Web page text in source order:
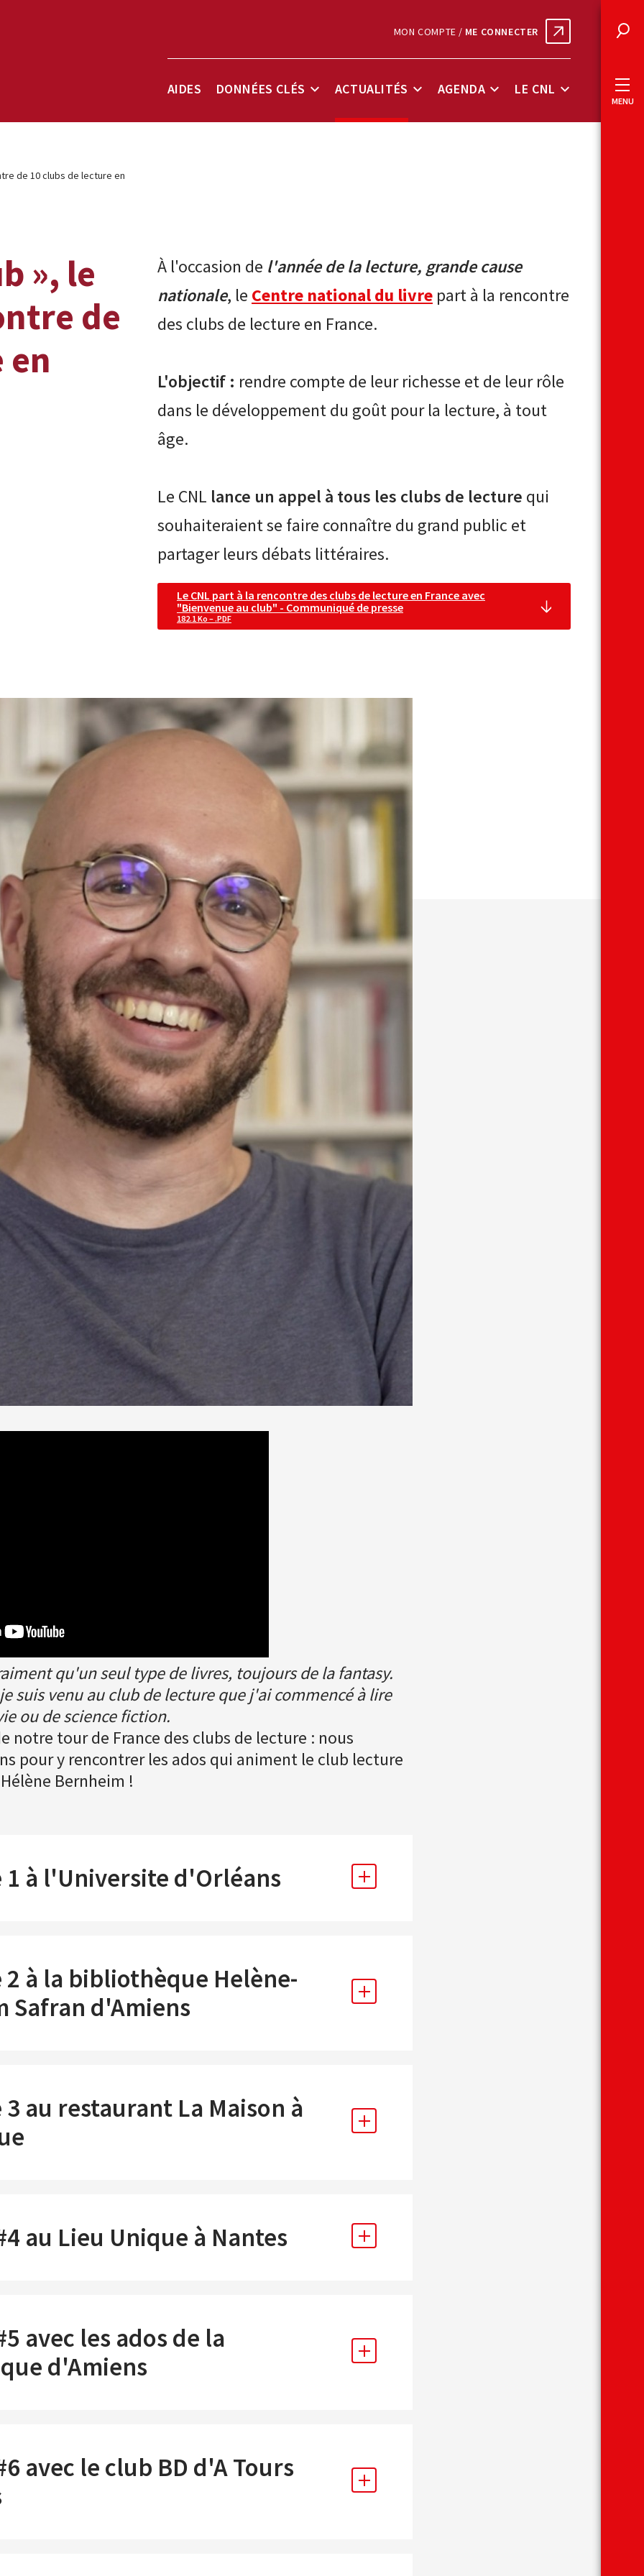
MON COMPTE / ME CONNECTER
Barre
AIDES DONNÉES CLÉS
Sous-
Données
ACTUALITÉS
Sous-
Actualités
AGENDA
Sous-
Agenda
LE CNL
Sous-
Le
MENU
de 10 clubs de lecture en
», le
de
en
À l'occasion de l'année de la lecture, grande cause
nationale, le Centre national du livre part à la rencontre
des clubs de lecture en France.
L'objectif : rendre compte de leur richesse et de leur rôle
dans le développement du goût pour la lecture, à tout
âge.
Le CNL lance un appel à tous les clubs de lecture qui
souhaiteraient se faire connaître du grand public et
partager leurs débats littéraires.
Le CNL part à la rencontre des clubs de lecture en France avec
"Bienvenue au club" - Communiqué de presse
182.1 Ko – .PDF
qu'un seul type de livres, toujours de la fantasy.
suis venu au club de lecture que j'ai commencé à lire
ou de science fiction.
notre tour de France des clubs de lecture : nous
pour y rencontrer les ados qui animent le club lecture
Bernheim !
1 à l'Universite d'Orléans
2 à la bibliothèque Helène-
Safran d'Amiens
au restaurant La Maison à
au Lieu Unique à Nantes
avec les ados de la
d'Amiens
avec le club BD d'A Tours